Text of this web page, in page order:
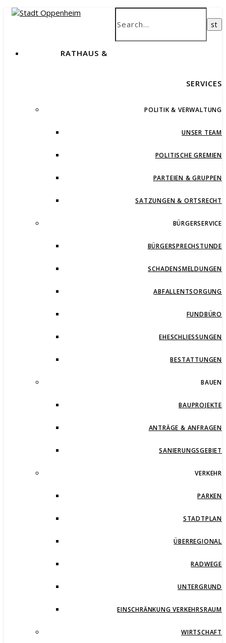
RATHAUS &
SERVICES
POLITIK & VERWALTUNG
UNSER TEAM
POLITISCHE GREMIEN
PARTEIEN & GRUPPEN
SATZUNGEN & ORTSRECHT
BÜRGERSERVICE
BÜRGERSPRECHSTUNDE
SCHADENSMELDUNGEN
ABFALLENTSORGUNG
FUNDBÜRO
EHESCHLIESSUNGEN
BESTATTUNGEN
BAUEN
BAUPROJEKTE
ANTRÄGE & ANFRAGEN
SANIERUNGSGEBIET
VERKEHR
PARKEN
STADTPLAN
ÜBERREGIONAL
RADWEGE
UNTERGRUND
EINSCHRÄNKUNG VERKEHRSRAUM
WIRTSCHAFT